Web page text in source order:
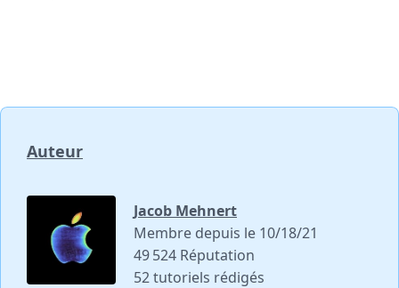
Auteur
Jacob Mehnert
Membre depuis le 10/18/21
49 524 Réputation
52 tutoriels rédigés